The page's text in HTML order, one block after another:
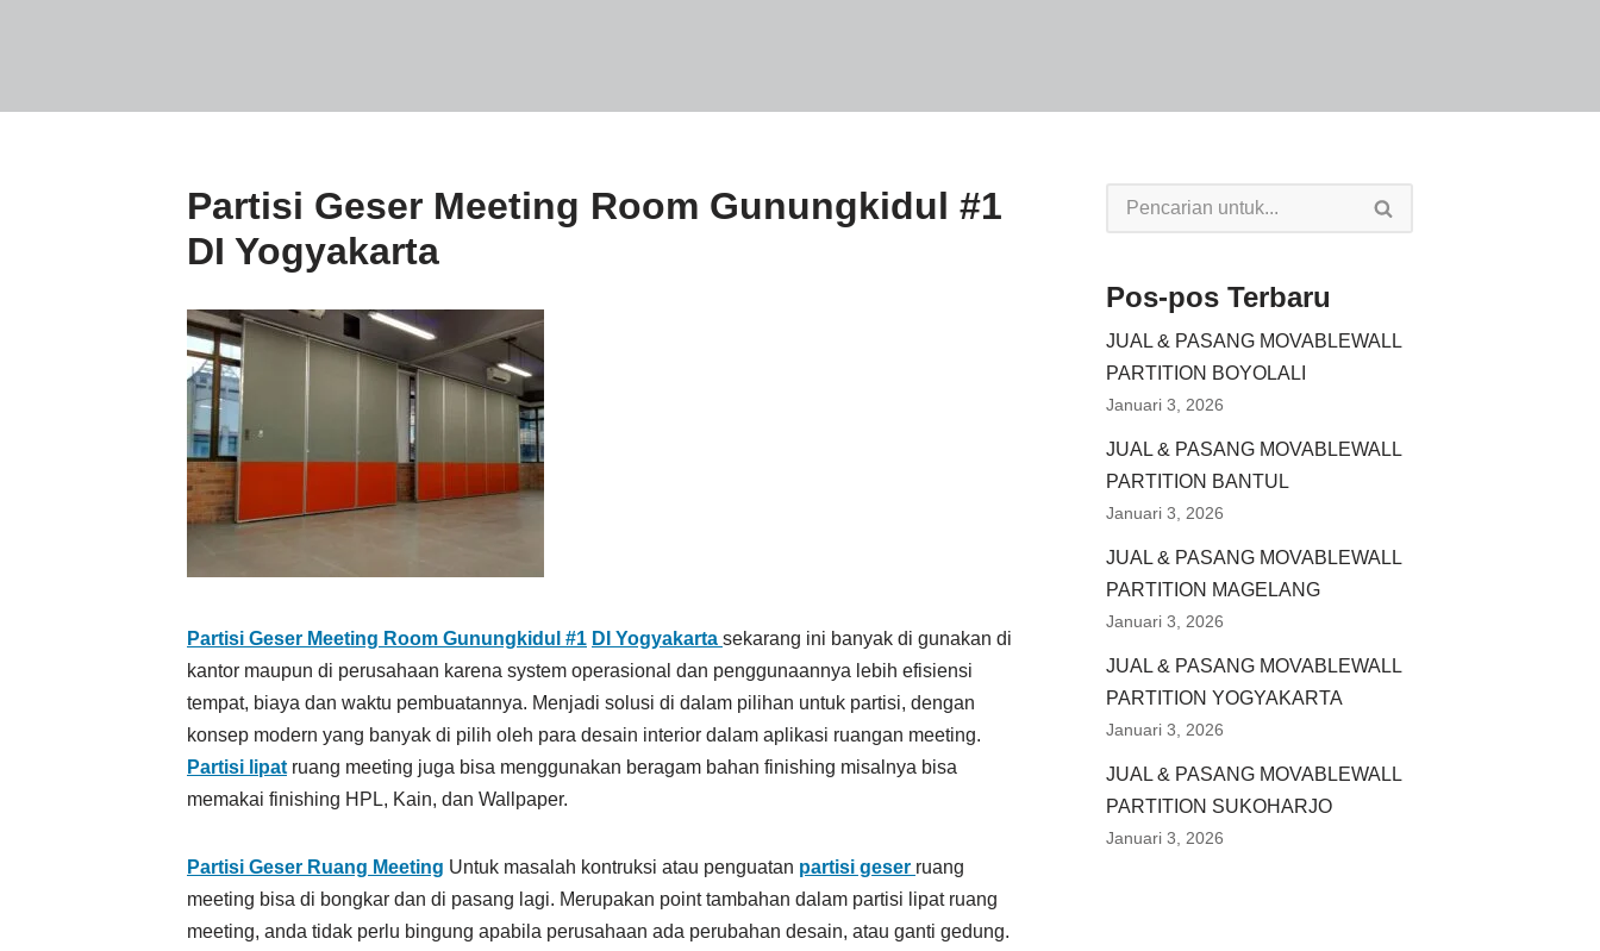
Partisi Geser Meeting Room Gunungkidul #1
DI Yogyakarta
Partisi Geser Meeting Room Gunungkidul #1 DI Yogyakarta sekarang ini banyak di gunakan di
kantor maupun di perusahaan karena system operasional dan penggunaannya lebih efisiensi
tempat, biaya dan waktu pembuatannya. Menjadi solusi di dalam pilihan untuk partisi, dengan
konsep modern yang banyak di pilih oleh para desain interior dalam aplikasi ruangan meeting.
Partisi lipat ruang meeting juga bisa menggunakan beragam bahan finishing misalnya bisa
memakai finishing HPL, Kain, dan Wallpaper.
Partisi Geser Ruang Meeting Untuk masalah kontruksi atau penguatan partisi geser ruang
meeting bisa di bongkar dan di pasang lagi. Merupakan point tambahan dalam partisi lipat ruang
meeting, anda tidak perlu bingung apabila perusahaan ada perubahan desain, atau ganti gedung.
Pos-pos Terbaru
JUAL & PASANG MOVABLEWALL
PARTITION BOYOLALI
Januari 3, 2026
JUAL & PASANG MOVABLEWALL
PARTITION BANTUL
Januari 3, 2026
JUAL & PASANG MOVABLEWALL
PARTITION MAGELANG
Januari 3, 2026
JUAL & PASANG MOVABLEWALL
PARTITION YOGYAKARTA
Januari 3, 2026
JUAL & PASANG MOVABLEWALL
PARTITION SUKOHARJO
Januari 3, 2026